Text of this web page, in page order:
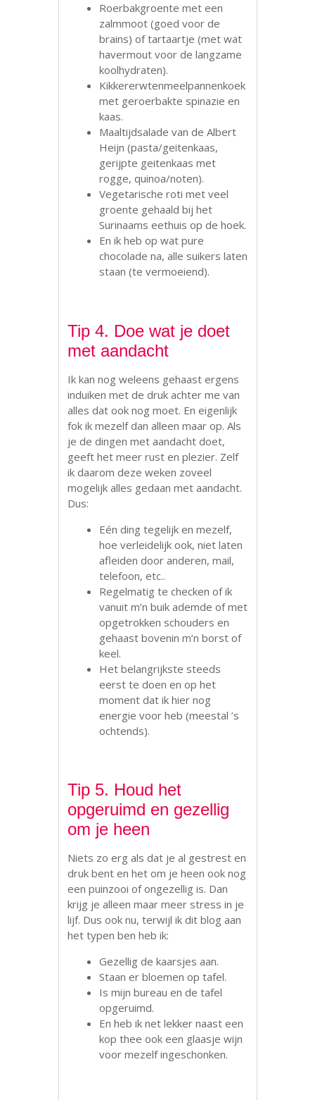
Roerbakgroente met een
zalmmoot (goed voor de
brains) of tartaartje (met wat
havermout voor de langzame
koolhydraten).
Kikkererwtenmeelpannenkoek
met geroerbakte spinazie en
kaas.
Maaltijdsalade van de Albert
Heijn (pasta/geitenkaas,
gerijpte geitenkaas met
rogge, quinoa/noten).
Vegetarische roti met veel
groente gehaald bij het
Surinaams eethuis op de hoek.
En ik heb op wat pure
chocolade na, alle suikers laten
staan (te vermoeiend).
Tip 4. Doe wat je doet
met aandacht
Ik kan nog weleens gehaast ergens
induiken met de druk achter me van
alles dat ook nog moet. En eigenlijk
fok ik mezelf dan alleen maar op. Als
je de dingen met aandacht doet,
geeft het meer rust en plezier. Zelf
ik daarom deze weken zoveel
mogelijk alles gedaan met aandacht.
Dus:
Eén ding tegelijk en mezelf,
hoe verleidelijk ook, niet laten
afleiden door anderen, mail,
telefoon, etc..
Regelmatig te checken of ik
vanuit m’n buik ademde of met
opgetrokken schouders en
gehaast bovenin m’n borst of
keel.
Het belangrijkste steeds
eerst te doen en op het
moment dat ik hier nog
energie voor heb (meestal ’s
ochtends).
Tip 5. Houd het
opgeruimd en gezellig
om je heen
Niets zo erg als dat je al gestrest en
druk bent en het om je heen ook nog
een puinzooi of ongezellig is. Dan
krijg je alleen maar meer stress in je
lijf. Dus ook nu, terwijl ik dit blog aan
het typen ben heb ik:
Gezellig de kaarsjes aan.
Staan er bloemen op tafel.
Is mijn bureau en de tafel
opgeruimd.
En heb ik net lekker naast een
kop thee ook een glaasje wijn
voor mezelf ingeschonken.